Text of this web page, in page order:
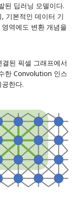
된 딥러닝 모델이다.
기본적인 데이터 기
역에도 변환 개념을
된 픽셀 그래프에서
한 Convolution 인스
한다.